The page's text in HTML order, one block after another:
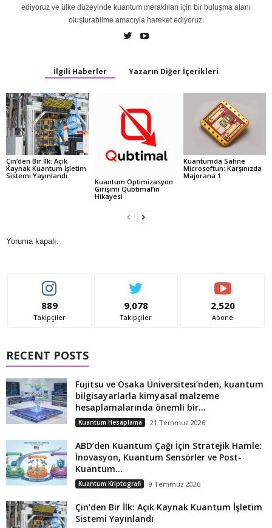
ediyoruz ve ülke düzeyinde kuantum meraklıları için bir buluşma alanı
oluşturabilme amacıyla hareket ediyoruz.
İlgili Haberler Yazarın Diğer İçerikleri
Çin’den Bir İlk: Açık
Kaynak Kuantum İşletim
Sistemi Yayınlandı
Kuantum Optimizasyon
Girişimi Qubtimal’in
Hikayesi
Kuantumda Sahne
Microsoftun: Karşınızda
Majorana 1
Yoruma kapalı.
889
Takipçiler
9,078
Takipçiler
2,520
Abone
RECENT POSTS
Fujitsu ve Osaka Üniversitesi’nden, kuantum
bilgisayarlarla kimyasal malzeme
hesaplamalarında önemli bir...
Kuantum Hesaplama 21 Temmuz 2026
ABD’den Kuantum Çağı İçin Stratejik Hamle:
İnovasyon, Kuantum Sensörler ve Post-
Kuantum...
Kuantum Kriptografi 9 Temmuz 2026
Çin’den Bir İlk: Açık Kaynak Kuantum İşletim
Sistemi Yayınlandı